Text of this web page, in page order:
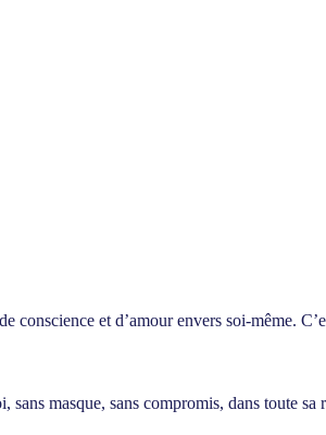
et d’amour envers soi-même.
masque, sans compromis, dans toute sa